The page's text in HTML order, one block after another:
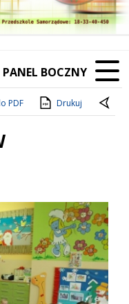
PANEL BOCZNY
PDF Drukuj